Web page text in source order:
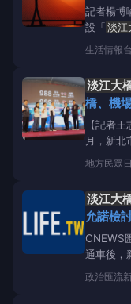
記者楊博
設「淡江
札哈・
張橋，
成為台灣
江大橋啟
生活情報
淡江大
橋、機
【記者
月，新北
「988板
線」及
或往返機
地方民眾
淡江大
允諾檢
CNEWS
通車後，
讓第一
日於議
政治匯流